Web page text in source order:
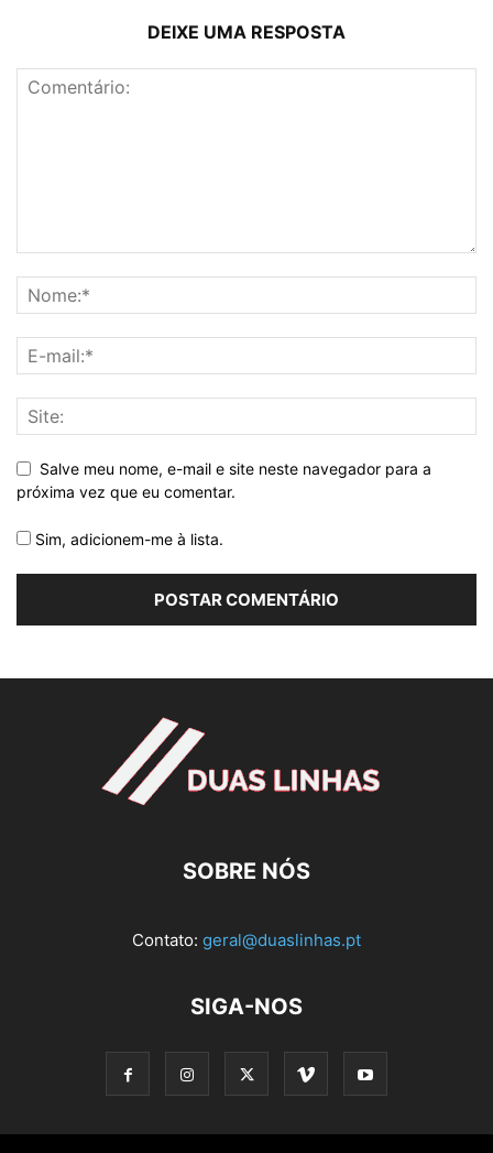
DEIXE UMA RESPOSTA
Salve meu nome, e-mail e site neste navegador para a
próxima vez que eu comentar.
Sim, adicionem-me à lista.
SOBRE NÓS
Contato: geral@duaslinhas.pt
SIGA-NOS